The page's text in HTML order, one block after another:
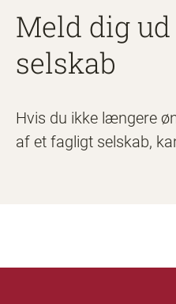
Meld dig
selskab
Hvis du ikke længere
af et fagligt selskab,